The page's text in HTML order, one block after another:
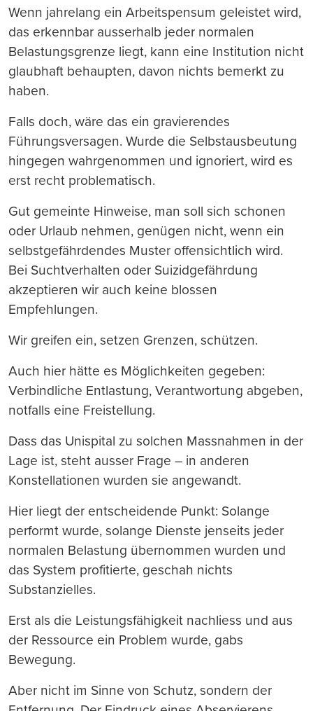
Wenn jahrelang ein Arbeitspensum geleistet wird,
das erkennbar ausserhalb jeder normalen
Belastungsgrenze liegt, kann eine Institution nicht
glaubhaft behaupten, davon nichts bemerkt zu
haben.
Falls doch, wäre das ein gravierendes
Führungsversagen. Wurde die Selbstausbeutung
hingegen wahrgenommen und ignoriert, wird es
erst recht problematisch.
Gut gemeinte Hinweise, man soll sich schonen
oder Urlaub nehmen, genügen nicht, wenn ein
selbstgefährdendes Muster offensichtlich wird.
Bei Suchtverhalten oder Suizidgefährdung
akzeptieren wir auch keine blossen
Empfehlungen.
Wir greifen ein, setzen Grenzen, schützen.
Auch hier hätte es Möglichkeiten gegeben:
Verbindliche Entlastung, Verantwortung abgeben,
notfalls eine Freistellung.
Dass das Unispital zu solchen Massnahmen in der
Lage ist, steht ausser Frage – in anderen
Konstellationen wurden sie angewandt.
Hier liegt der entscheidende Punkt: Solange
performt wurde, solange Dienste jenseits jeder
normalen Belastung übernommen wurden und
das System profitierte, geschah nichts
Substanzielles.
Erst als die Leistungsfähigkeit nachliess und aus
der Ressource ein Problem wurde, gabs
Bewegung.
Aber nicht im Sinne von Schutz, sondern der